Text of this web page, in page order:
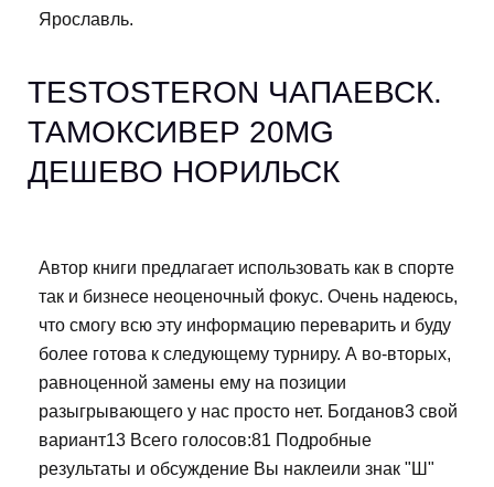
Ярославль.
TESTOSTERON ЧАПАЕВСК.
ТАМОКСИВЕР 20MG
ДЕШЕВО НОРИЛЬСК
Автор книги предлагает использовать как в спорте
так и бизнесе неоценочный фокус. Очень надеюсь,
что смогу всю эту информацию переварить и буду
более готова к следующему турниру. А во-вторых,
равноценной замены ему на позиции
разыгрывающего у нас просто нет. Богданов3 свой
вариант13 Всего голосов:81 Подробные
результаты и обсуждение Вы наклеили знак "Ш"